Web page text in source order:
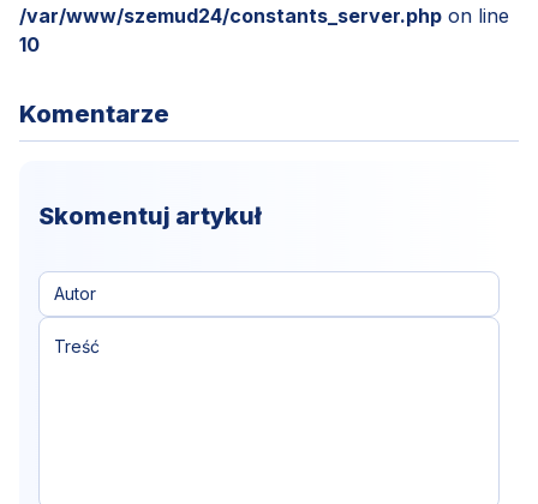
/var/www/szemud24/constants_server.php on line
10
Komentarze
Skomentuj artykuł